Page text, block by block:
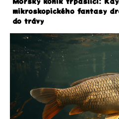
mikroskopického fantasy
do trávy